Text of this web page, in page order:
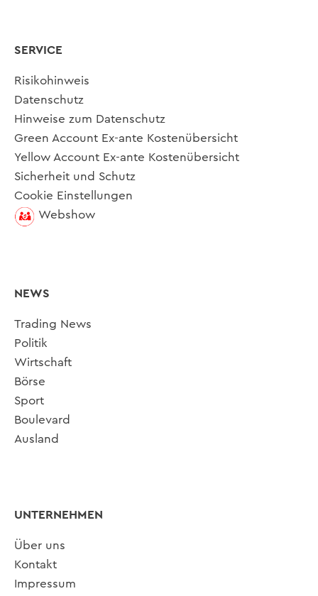
SERVICE
Risikohinweis
Datenschutz
Hinweise zum Datenschutz
Green Account Ex-ante Kostenübersicht
Yellow Account Ex-ante Kostenübersicht
Sicherheit und Schutz
Cookie Einstellungen
Webshow
NEWS
Trading News
Politik
Wirtschaft
Börse
Sport
Boulevard
Ausland
UNTERNEHMEN
Über uns
Kontakt
Impressum